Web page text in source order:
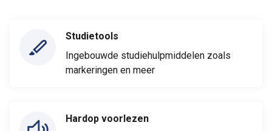
Studietools
Ingebouwde studiehulpmiddelen zoals
markeringen en meer
Hardop voorlezen